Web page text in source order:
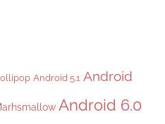
Android 5.1 Android
Android 6.0